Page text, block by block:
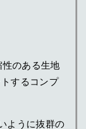
のある生地
するコンプ
ように抜群の